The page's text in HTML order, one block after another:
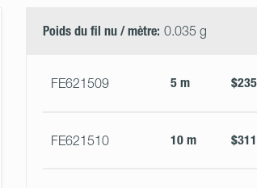
QuantityPoids du fil nu / mètre: 0.035 g
FE621509 5 m
FE621510 10 m